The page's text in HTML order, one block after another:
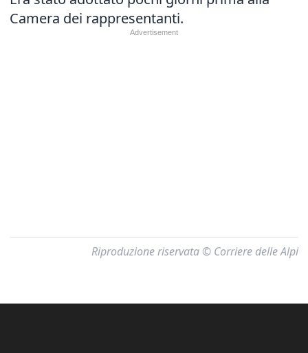
Camera dei rappresentanti.
Riproduzione riservata © Corriere delle Alpi